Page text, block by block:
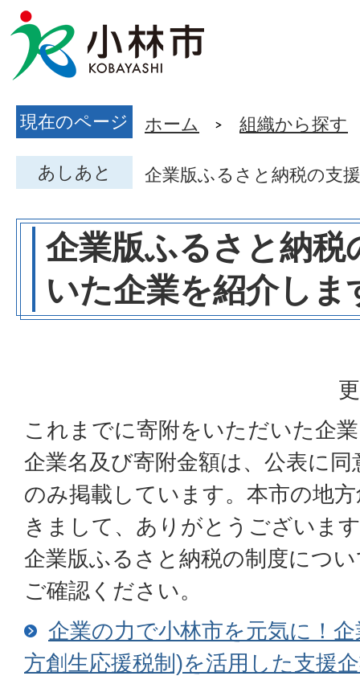
現在のページ ホーム 組織から探す
あしあと 企業版ふるさと納税の⽀
企業版ふるさと納税
いた企業を紹介しま
これまでに寄附をいただいた企
企業名及び寄附⾦額は、公表に
のみ掲載しています。本市の地
きまして、ありがとうございま
企業版ふるさと納税の制度につ
ご確認ください。
企業の力で小林市を元気に！
方創生応援税制)を活用した支援